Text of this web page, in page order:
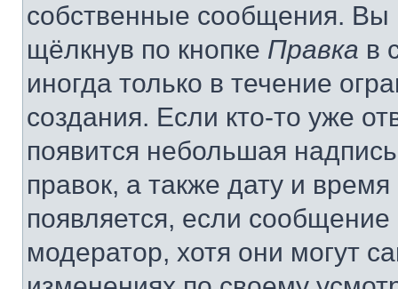
собственные сообщения. Вы
щёлкнув по кнопке Правка в
иногда только в течение
создания. Если кто-то уже
появится небольшая
правок, а также дату и
появляется, если
модератор, хотя они могут